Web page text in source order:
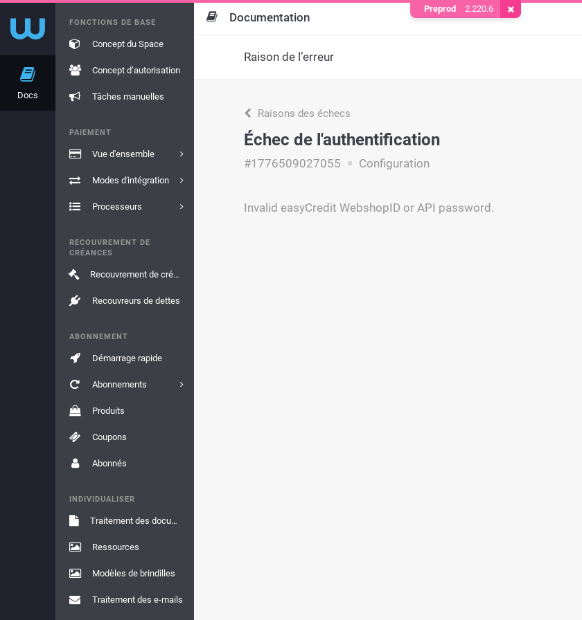
Docs
FONCTIONS DE BASE
Concept du Space
Concept d’autorisation
Tâches manuelles
PAIEMENT
Vue d'ensemble
Modes d'intégration
Processeurs
RECOUVREMENT DE
CRÉANCES
Recouvrement de créances
Recouvreurs de dettes
ABONNEMENT
Démarrage rapide
Abonnements
Produits
Coupons
Abonnés
INDIVIDUALISER
Traitement des documents
Ressources
Modèles de brindilles
Traitement des e-mails
Documentation
Raison de l’erreur
Raisons des échecs
Échec de l'authentification
#1776509027055 Configuration
Invalid easyCredit WebshopID or API password.
Preprod 2.220.6 Supprimer le cookie